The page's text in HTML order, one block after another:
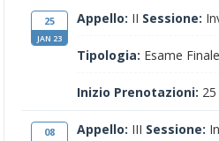
25
JAN 23
Appello: II Sessione:
Tipologia: Esame Finale
Inizio Prenotazioni:
08 Appello: III Sessione: